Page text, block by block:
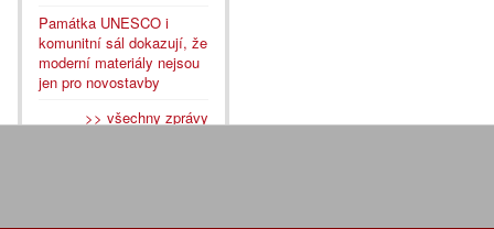
Památka UNESCO i
komunitní sál dokazují, že
moderní materiály nejsou
jen pro novostavby
>> všechny zprávy